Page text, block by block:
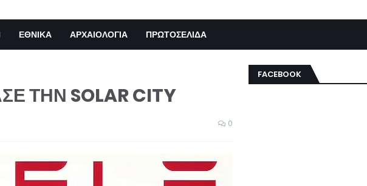
ΕΘΝΙΚΑ ΑΡΧΑΙΟΛΟΓΙΑ ΠΡΩΤΟΣΕΛΙΔΑ
ΤΗΝ SOLAR CITY
0
FACEBOOK